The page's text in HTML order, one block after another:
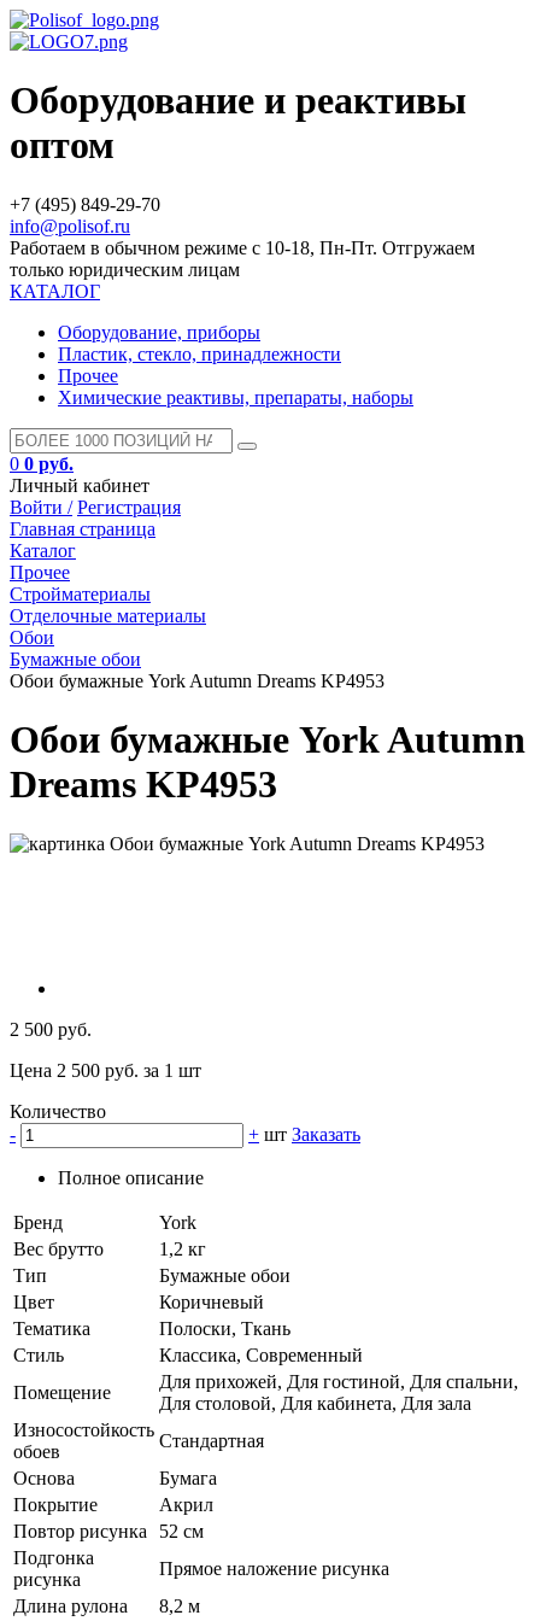
Оборудование и реактивы
оптом
+7 (495) 849-29-70
info@polisof.ru
Работаем в обычном режиме с 10-18, Пн-Пт. Отгружаем
только юридическим лицам
КАТАЛОГ
Оборудование, приборы
Пластик, стекло, принадлежности
Прочее
Химические реактивы, препараты, наборы
0 0 руб.
Личный кабинет
Войти / Регистрация
Главная страница
Каталог
Прочее
Стройматериалы
Отделочные материалы
Обои
Бумажные обои
Обои бумажные York Autumn Dreams KP4953
Обои бумажные York Autumn
Dreams KP4953
2 500 руб.
Цена 2 500 руб. за 1 шт
Количество
-
+ шт Заказать
Полное описание
Бренд
York
Вес брутто
1,2 кг
Тип
Бумажные обои
Цвет
Коричневый
Тематика
Полоски, Ткань
Стиль
Классика, Современный
Помещение
Для прихожей, Для гостиной, Для спальни,
Для столовой, Для кабинета, Для зала
Износостойкость
обоев
Стандартная
Основа
Бумага
Покрытие
Акрил
Повтор рисунка
52 см
Подгонка
рисунка
Прямое наложение рисунка
Длина рулона
8,2 м